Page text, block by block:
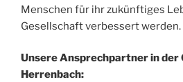
Menschen für ihr zukünftiges
Gesellschaft verbessert werden.
Unsere Ansprechpartner in der
Herrenbach: